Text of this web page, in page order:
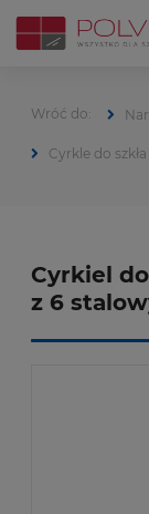
Cyrkle do szkła
Cyrkiel
z 6